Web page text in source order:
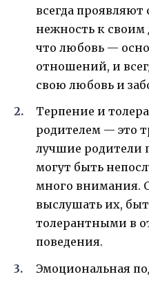
всегда
нежность к
что любовь —
отношений, и
свою любовь и
Терпение и
родителем — это
лучшие родители
могут быть
много внимания.
выслушать их,
толерантными в
поведения.
Эмоциональная